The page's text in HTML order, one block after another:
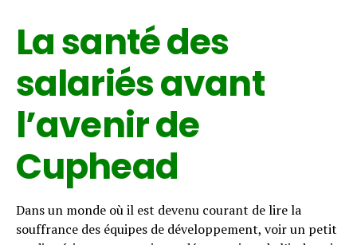
La santé des
salariés avant
l’avenir de
Cuphead
Dans un monde où il est devenu courant de lire la
souffrance des équipes de développement, voir un petit